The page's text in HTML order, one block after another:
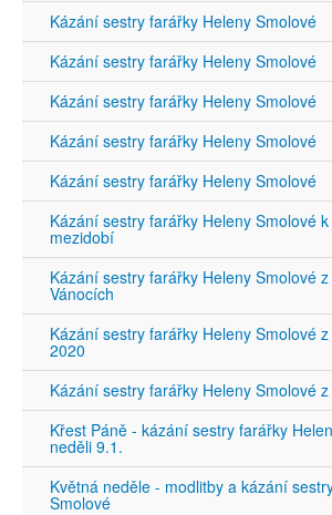
Kázání sestry farářky Heleny Smolové
Kázání sestry farářky Heleny Smolové
Kázání sestry farářky Heleny Smolové
Kázání sestry farářky Heleny Smolové
Kázání sestry farářky Heleny Smolové
Kázání sestry farářky Heleny Smolové
mezidobí
Kázání sestry farářky Heleny Smolové
Vánocích
Kázání sestry farářky Heleny Smolové
2020
Kázání sestry farářky Heleny Smolové
Křest Páně - kázání sestry farářky
neděli 9.1.
Květná neděle - modlitby a kázání
Smolové